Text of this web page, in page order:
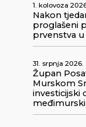
1. kolovoza
Nakon
proglašeni
prvenstva
31. srpnja 2026.
Župan
Murskom
investicijski